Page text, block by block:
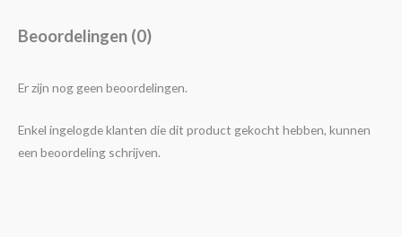
Beoordelingen (0)
Er zijn nog geen beoordelingen.
Enkel ingelogde klanten die dit product gekocht hebben, kunnen
een beoordeling schrijven.